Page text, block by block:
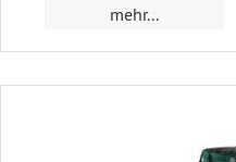
mehr...